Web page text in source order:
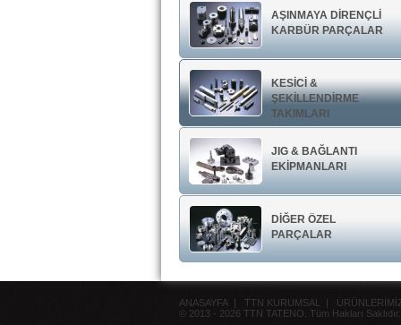
AŞINMAYA DİRENÇLİ
KARBÜR PARÇALAR
KESİCİ &
ŞEKİLLENDİRME
TAKIMLARI
JIG & BAĞLANTI
EKİPMANLARI
DİĞER ÖZEL
PARÇALAR
ANASAYFA | TTN KURUMSAL |
© 2013 - 2026 TTN TATENO. Tüm Hakları Saklıdır.